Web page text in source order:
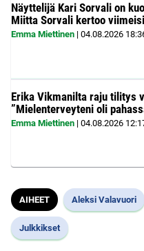
Näyttelijä Kari Sorvali on
Miitta Sorvali kertoo
Emma Miettinen | 04.08.2026
Erika Vikmanilta raju tilitys
”Mielenterveyteni oli
Emma Miettinen | 04.08.2026
AIHEET Aleksi Valavuori
Julkkikset